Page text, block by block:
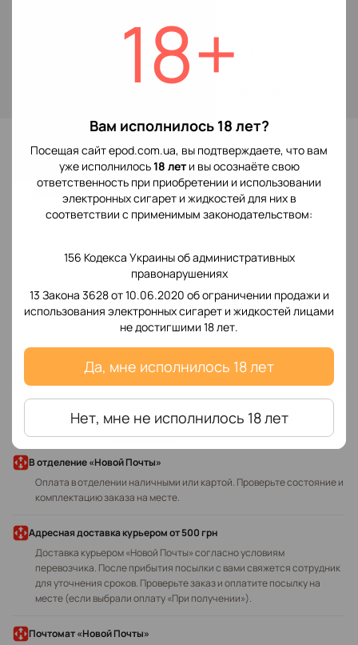
18+
Вам исполнилось 18 лет?
Посещая сайт epod.com.ua, вы подтверждаете, что вам
уже исполнилось18 лети вы осознаёте свою
ответственность при приобретении и использовании
электронных сигарет и жидкостей для них в
соответствии с применимым законодательством:
156 Кодекса Украины об административных
правонарушениях
13 Закона 3628 от 10.06.2020 об ограничении продажи и
использования электронных сигарет и жидкостей лицами
не достигшими 18 лет.
Да, мне исполнилось 18 лет
Нет, мне не исполнилось 18 лет
Сообщить, когда появится
В избранное
Отзывы
Добавьте первый отзыв
Написать отзыв
Доставка Оплата
В отделение «Новой Почты»
Оплата в отделении наличными или картой. Проверьте состояние и
комплектацию заказа на месте.
Адресная доставка курьеромот 500 грн
Доставка курьером «Новой Почты» согласно условиям
перевозчика. После прибытия посылки с вами свяжется сотрудник
для уточнения сроков. Проверьте заказ и оплатите посылку на
месте (если выбрали оплату «При получении»).
Почтомат «Новой Почты»